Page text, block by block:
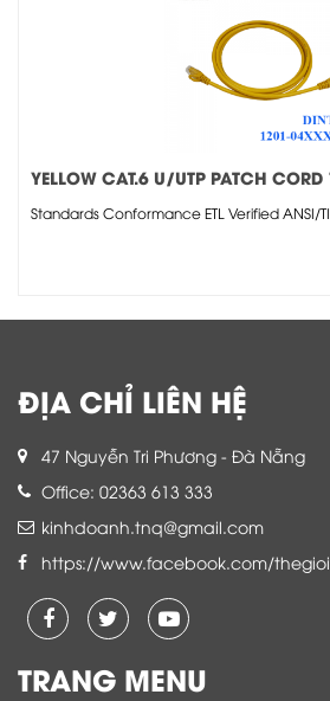
YELLOW CAT.6 U/UTP PATCH
Standards Conformance ETL Verified ANSI/
ĐỊA CHỈ LIÊN HỆ
47 Nguyễn Tri Phương - Đà Nẵng
Office: 02363 613 333
kinhdoanh.tnq@gmail.com
https://www.facebook.com/
TRANG MENU